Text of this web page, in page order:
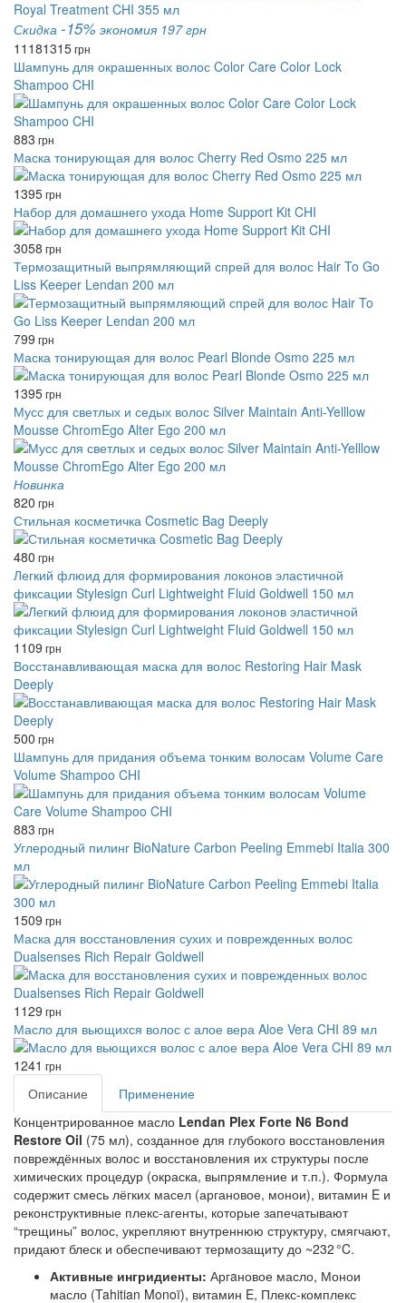
Скидка -15% экономия 197 грн
11181315грн
Шампунь для окрашенных волос Color Care Color Lock
Shampoo CHI
883 грн
Маска тонирующая для волос Cherry Red Osmo 225 мл
1395грн
Набор для домашнего ухода Home Support Kit CHI
3058 грн
Термозащитный выпрямляющий спрей для волос Hair To Go
Liss Keeper Lendan 200 мл
799 грн
Маска тонирующая для волос Pearl Blonde Osmo 225 мл
1395грн
Мусс для светлых и седых волос Silver Maintain Anti-Yelllow
Mousse ChromEgo Alter Ego 200 мл
Новинка
820 грн
Стильная косметичка Cosmetic Bag Deeply
480 грн
Легкий флюид для формирования локонов эластичной
фиксации Stylesign Curl Lightweight Fluid Goldwell 150 мл
1109 грн
Восстанавливающая маска для волос Restoring Hair Mask
Deeply
500 грн
Шампунь для придания объема тонким волосам Volume Care
Volume Shampoo CHI
883 грн
Углеродный пилинг BioNature Carbon Peeling Emmebi Italia 300
мл
1509 грн
Маска для восстановления сухих и поврежденных волос
Dualsenses Rich Repair Goldwell
1129 грн
Масло для вьющихся волос с алое вера Aloe Vera CHI 89 мл
1241 грн
Описание
Применение
Концентрированное масло Lendan Plex Forte N6 Bond
Restore Oil (75 мл), созданное для глубокого восстановления
повреждённых волос и восстановления их структуры после
химических процедур (окраска, выпрямление и т.п.). Формула
содержит смесь лёгких масел (аргановое, монои), витамин E и
реконструктивные плекс‑агенты, которые запечатывают
“трещины” волос, укрепляют внутреннюю структуру, смягчают,
придают блеск и обеспечивают термозащиту до ~232 °C.
Активные ингридиенты: Аргaновое масло, Монои
масло (Tahitian Monoï), витамин E, Плекс-комплекс